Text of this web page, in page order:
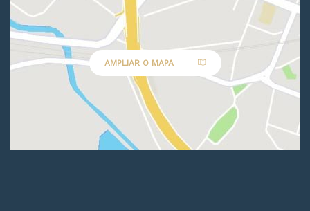
AMPLIAR O MAPA